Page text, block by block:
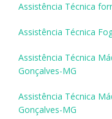
Assistência Técnica
Assistência Técnica
Assistência Técnica
Gonçalves-MG
Assistência Técnica
Gonçalves-MG